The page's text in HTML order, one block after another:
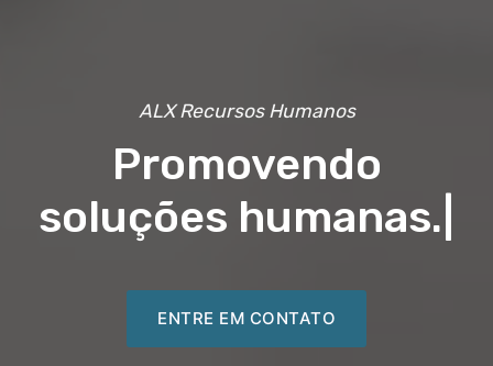
ALX Recursos Humanos
Promovendo
soluções humanas.
ENTRE EM CONTATO